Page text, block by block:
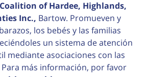
of Hardee, Highlands,
Inc., Bartow. Promueven y
los bebés y las familias
un sistema de atención
mediante asociaciones con las
más información, por favor